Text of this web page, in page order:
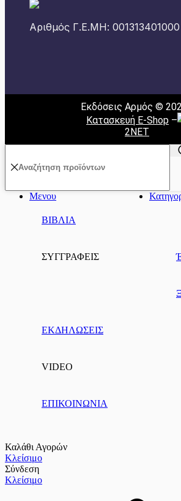
Αριθμός Γ.Ε.ΜΗ: 001313401000
Εκδόσεις Αρμός ©
Κατασκευή E-Shop –
2NET
Μενου
ΒΙΒΛΙΑ
ΣΥΓΓΡΑΦΕΙΣ
ΕΚΔΗΛΩΣΕΙΣ
VIDEO
ΕΠΙΚΟΙΝΩΝΙΑ
Καλάθι Αγορών
Κλείσιμο
Σύνδεση
Κλείσιμο